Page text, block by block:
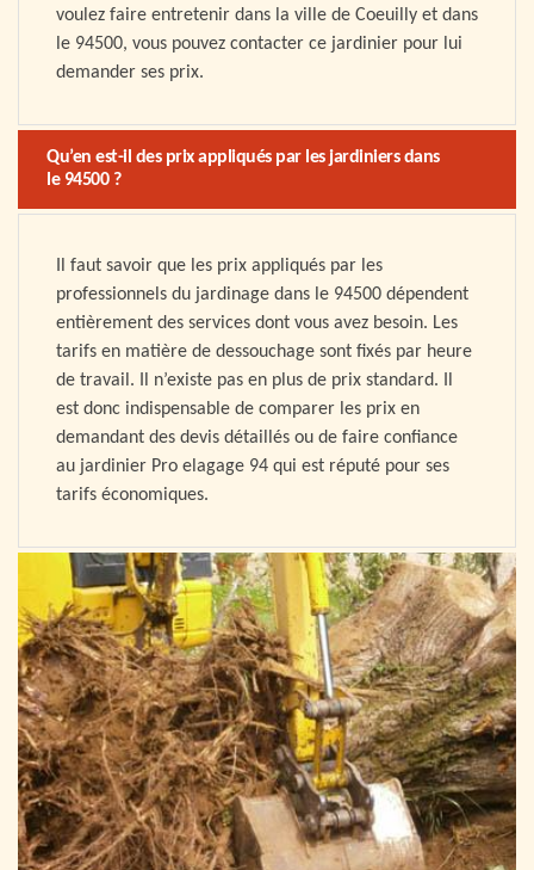
voulez faire entretenir dans la ville de Coeuilly et dans
le 94500, vous pouvez contacter ce jardinier pour lui
demander ses prix.
Qu’en est-il des prix appliqués par les jardiniers dans
le 94500 ?
Il faut savoir que les prix appliqués par les
professionnels du jardinage dans le 94500 dépendent
entièrement des services dont vous avez besoin. Les
tarifs en matière de dessouchage sont fixés par heure
de travail. Il n’existe pas en plus de prix standard. Il
est donc indispensable de comparer les prix en
demandant des devis détaillés ou de faire confiance
au jardinier Pro elagage 94 qui est réputé pour ses
tarifs économiques.